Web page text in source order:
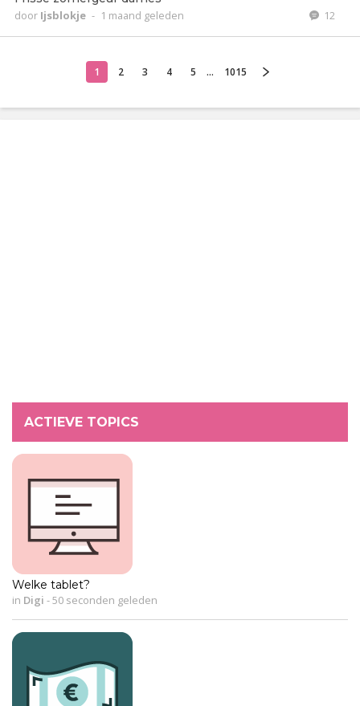
door Ijsblokje - 1 maand geleden 12
1 2 3 4 5 ... 1015
ACTIEVE TOPICS
Welke tablet?
in Digi -50 seconden geleden